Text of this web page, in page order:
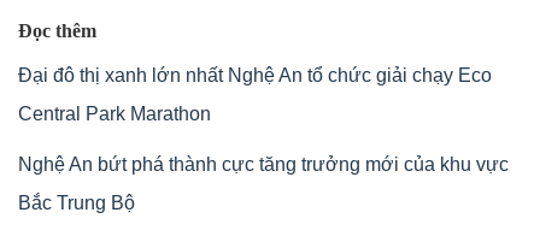
Đọc thêm
Đại đô thị xanh lớn nhất Nghệ An tổ chức giải chạy Eco
Central Park Marathon
Nghệ An bứt phá thành cực tăng trưởng mới của khu vực
Bắc Trung Bộ